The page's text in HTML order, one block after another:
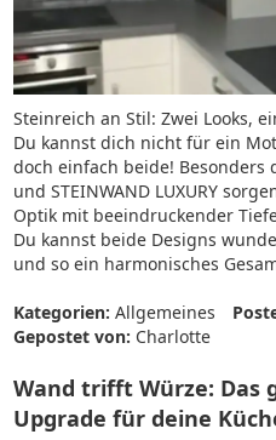
Steinreich an Stil: Zwei Looks,
Du kannst dich nicht für ein
doch einfach beide! Besonders
und STEINWAND LUXURY
Optik mit beeindruckender
Du kannst beide Designs
und so ein harmonisches
Kategorien: Allgemeines
Gepostet von: Charlotte
Wand trifft Würze: Das
Upgrade für deine